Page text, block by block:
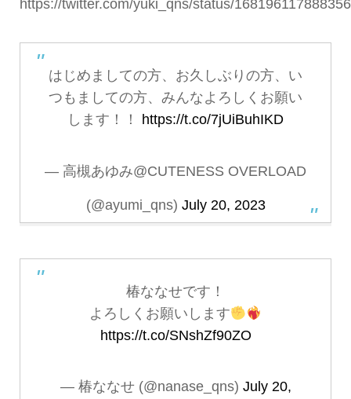
https://twitter.com/yuki_qns/status/
はじめましての方、お久しぶりの方、い
つもましての方、みんなよろしくお願い
します！！ https://t.co/7jUiBuhIKD
— 高槻あゆみ@CUTENESS OVERLOAD
(@ayumi_qns) July 20, 2023
椿ななせです！
よろしくお願いします
https://t.co/SNshZf90ZO
— 椿ななせ (@nanase_qns) July 20,